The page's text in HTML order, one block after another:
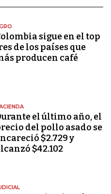
sigue en el top
de los países que
producen café
el último año, el
del pollo asado se
$2.729 y
$42.102